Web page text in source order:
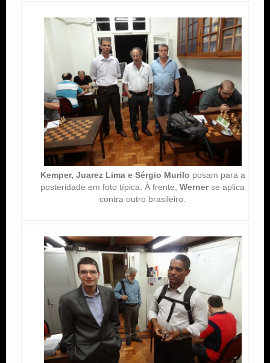
Kemper, Juarez Lima e Sérgio Murilo posam para a
posteridade em foto típica. À frente,Wernerse aplica
contra outro brasileiro.